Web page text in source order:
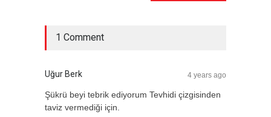
1 Comment
Uğur Berk 4 years ago
Şükrü beyi tebrik ediyorum Tevhidi çizgisinden
taviz vermediği için.